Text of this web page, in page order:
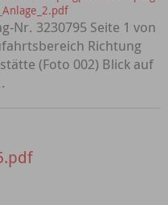
Nr. 3230795 Seite 1 von
Richtung
(Foto 002) Blick auf